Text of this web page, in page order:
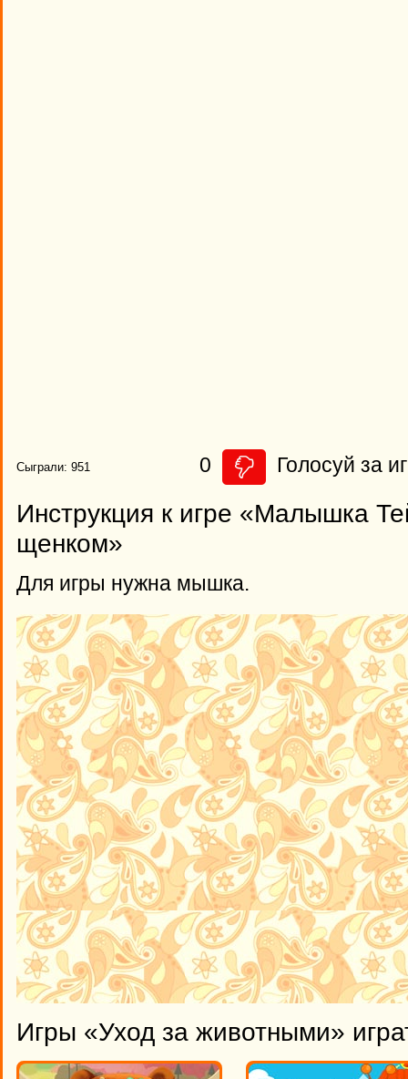
Сыграли: 951 0 Голосуй за
Инструкция к игре «Малышка
щенком»
Для игры нужна мышка.
Игры «Уход за животными»